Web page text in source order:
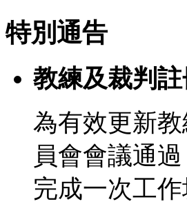
特別通告
教練及裁判
為有效更新
員會會議通
完成一次工